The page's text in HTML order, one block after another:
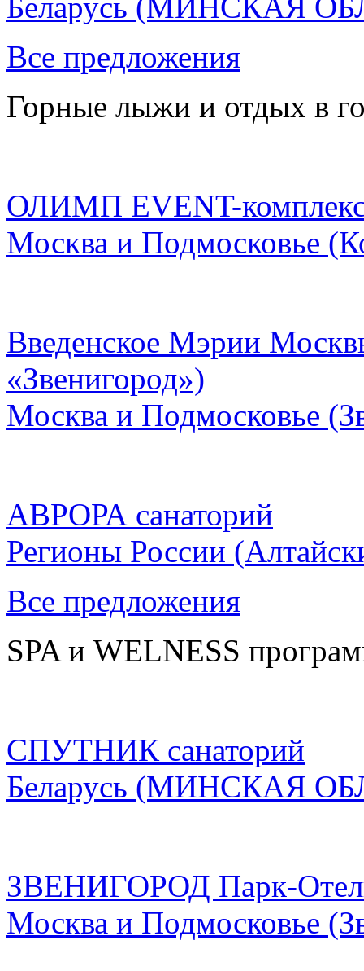
Все предложения
Горные лыжи и отдых в
ОЛИМП EVENT-
Москва и Подмосковье
Введенское Мэрии
«Звенигород»)
Москва и Подмосковье
АВРОРА санаторий
Регионы России
Все предложения
SPA и WELNESS
СПУТНИК санаторий
Беларусь (МИНСКАЯ
ЗВЕНИГОРОД Парк-
Москва и Подмосковье